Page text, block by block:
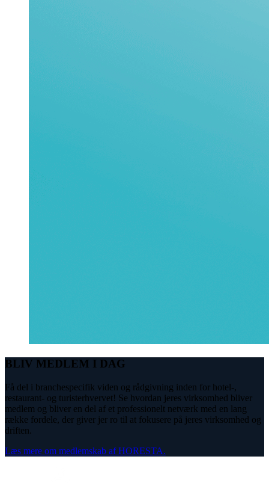
BLIV MEDLEM I DAG
Få del i branchespecifik viden og rådgivning inden for hotel-,
restaurant- og turisterhvervet! Se hvordan jeres virksomhed bliver
medlem og bliver en del af et professionelt netværk med en lang
række fordele, der giver jer ro til at fokusere på jeres virksomhed og
driften.
Læs mere om medlemskab af HORESTA.